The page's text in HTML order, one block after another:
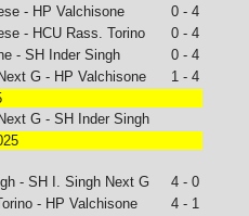
- HP Valchisone
0 - 4
- HCU Rass. Torino
0 - 4
- SH Inder Singh
0 - 4
G - HP Valchisone
1 - 4
G - SH Inder Singh
- SH I. Singh Next G
4 - 0
- HP Valchisone 4 - 1